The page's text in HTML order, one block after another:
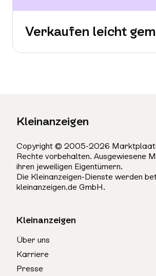
Verkaufen leicht
Kleinanzeigen
Copyright © 2005-2026
Rechte vorbehalten. Ausgewiesene
ihren jeweiligen Eigentümern.
Die Kleinanzeigen-Dienste werden
kleinanzeigen.de GmbH.
Kleinanzeigen
Über uns
Karriere
Presse